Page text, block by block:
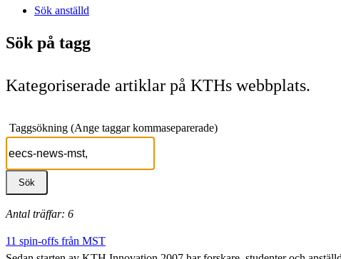
Sök anställd
Sök på tagg
Kategoriserade artiklar på KTHs webbplats.
Taggsökning (Ange taggar kommaseparerade)
Antal träffar: 6
11 spin-offs från MST